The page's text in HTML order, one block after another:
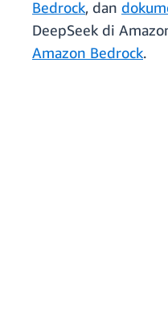
Bedrock, dan
DeepSeek di
Amazon Bedrock.